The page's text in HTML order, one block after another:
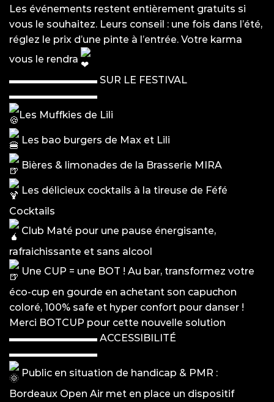
Les événements restent entièrement gratuits si
vous le souhaitez. Leurs conseil : une fois dans l’été,
réglez le prix d’une pinte à l’entrée. Votre karma
vous le rendra
▬▬▬▬▬▬▬▬▬ SUR LE FESTIVAL
▬▬▬▬▬▬▬▬▬
Les Muffkies de Lili
Les bao burgers de Max et Lili
Bières & limonades de la Brasserie MIRA
Les délicieux cocktails à la tireuse de Féfé
Cocktails
Club Maté pour une pause énergisante,
rafraichissante et sans alcool
Une CUP = une BOT ! Au bar, transformez votre
éco-cup en gourde en achetant son capuchon
coloré, 100% safe et hyper confort pour danser !
Merci BOTCUP pour cette nouvelle solution
▬▬▬▬▬▬▬▬▬ ACCESSIBILITÉ
▬▬▬▬▬▬▬▬▬
Public en situation de handicap & PMR :
Bordeaux Open Air met en place un dispositif